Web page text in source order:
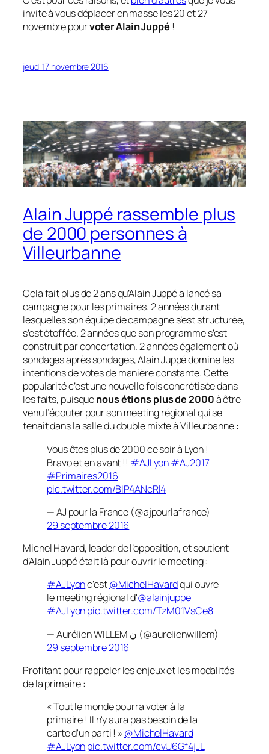
invite à vous déplacer en masse les 20 et 27
novembre pourvoter Alain Juppé !
jeudi 17 novembre 2016
Alain Juppé rassemble plus
de 2000 personnes à
Villeurbanne
Cela fait plus de 2 ans qu’Alain Juppé a lancé sa
campagne pour les primaires. 2 années durant
lesquelles son équipe de campagne s’est structurée,
s’est étoffée. 2 années que son programme s’est
construit par concertation. 2 années également où
sondages après sondages, Alain Juppé domine les
intentions de votes de manière constante. Cette
popularité c’est une nouvelle fois concrétisée dans
les faits, puisquenous étions plus de 2000à être
venu l’écouter pour son meeting régional qui se
tenait dans la salle du double mixte à Villeurbanne :
Vous êtes plus de 2000 ce soir à Lyon !
Bravo et en avant !! #AJLyon#AJ2017
#Primaires2016
pic.twitter.com/BIP4ANcRl4
— AJ pour la France (@ajpourlafrance)
29 septembre 2016
Michel Havard, leader de l’opposition, et soutient
d’Alain Juppé était là pour ouvrir le meeting :
#AJLyonc'est@MichelHavardqui ouvre
le meeting régional d'@alainjuppe
#AJLyonpic.twitter.com/TzM01VsCe8
— Aurélien WILLEM ن (@aurelienwillem)
29 septembre 2016
Profitant pour rappeler les enjeux et les modalités
de la primaire :
« Tout le monde pourra voter à la
primaire ! Il n'y aura pas besoin de la
carte d'un parti ! » @MichelHavard
#AJLyonpic.twitter.com/cvU6Gf4jJL